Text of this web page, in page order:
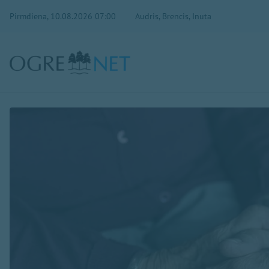
Pirmdiena, 10.08.2026 07:00 Audris, Brencis, Inuta